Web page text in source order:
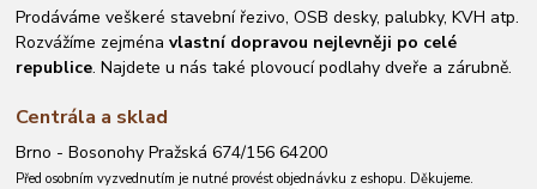
Prodáváme veškeré stavební řezivo, OSB desky, palubky, KVH atp.
Rozvážíme zejménavlastní dopravou nejlevněji po celé
republice. Najdete u nás také plovoucí podlahy dveře a zárubně.
Centrála a sklad
Brno - Bosonohy Pražská 674/156 64200
Před osobním vyzvednutím je nutné provést objednávku z eshopu. Děkujeme.